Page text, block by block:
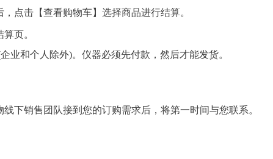
点击【查看购物车】选择商品进行结算。
页。
业和个人除外)。仪器必须先付款，然后才能发货。
下销售团队接到您的订购需求后，将第一时间与您联系。